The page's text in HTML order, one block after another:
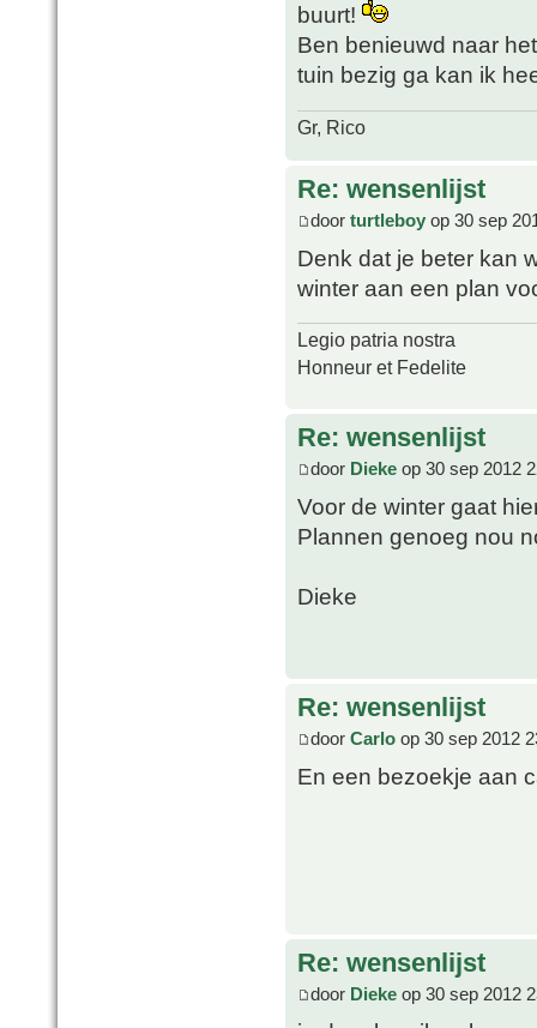
buurt!
Ben benieuwd naar
tuin bezig ga kan ik
Gr, Rico
Re: wensenlijst
door turtleboy op 30 sep
Denk dat je beter kan
winter aan een plan
Legio patria nostra
Honneur et Fedelite
Re: wensenlijst
door Dieke op 30 sep 2012
Voor de winter gaat
Plannen genoeg nou
Dieke
Re: wensenlijst
door Carlo op 30 sep 2012
En een bezoekje aan
Re: wensenlijst
door Dieke op 30 sep 2012